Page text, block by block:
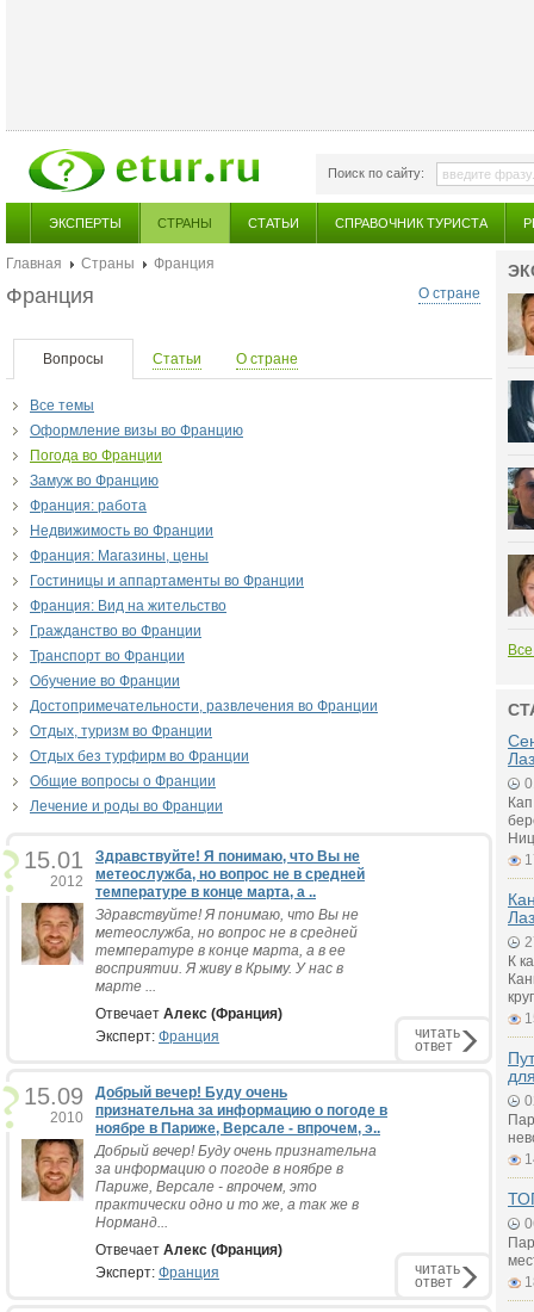
Поиск по сайту:
ЭКСПЕРТЫ СТРАНЫ СТАТЬИ СПРАВОЧНИК ТУРИСТА
Главная Страны
Франция
О стране
Франция
Вопросы Статьи О стране
Все темы
Оформление визы во Францию
Погода во Франции
Замуж во Францию
Франция: работа
Недвижимость во Франции
Франция: Магазины, цены
Гостиницы и аппартаменты во Франции
Франция: Вид на жительство
Гражданство во Франции
Транспорт во Франции
Обучение во Франции
Достопримечательности, развлечения во Франции
Отдых, туризм во Франции
Отдых без турфирм во Франции
Общие вопросы о Франции
Лечение и роды во Франции
15.01
2012
Здравствуйте! Я понимаю, что Вы не
метеослужба, но вопрос не в средней
температуре в конце марта, а ..
Здравствуйте! Я понимаю, что Вы не
метеослужба, но вопрос не в средней
температуре в конце марта, а в ее
восприятии. Я живу в Крыму. У нас в
марте ...
Отвечает Алекс (Франция)
Эксперт: Франция читать
ответ
15.09
2010
Добрый вечер! Буду очень
признательна за информацию о погоде в
ноябре в Париже, Версале - впрочем, э..
Добрый вечер! Буду очень признательна
за информацию о погоде в ноябре в
Париже, Версале - впрочем, это
практически одно и то же, а так же в
Норманд...
Отвечает Алекс (Франция)
Эксперт: Франция читать
ответ
К